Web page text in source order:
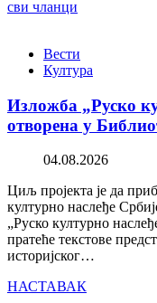
сви чланци
Вести
Култура
Изложба „Руско
отворена у
04.08.2026
Циљ пројекта је да
културно наслеђе
„Руско културно
пратеће текстове
историјског…
НАСТАВАК